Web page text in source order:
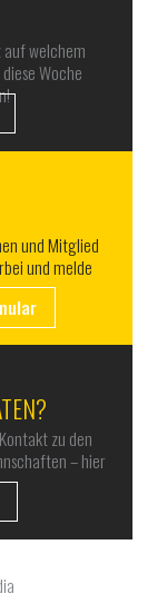
welchem
Woche
und Mitglied
und melde
zu den
– hier